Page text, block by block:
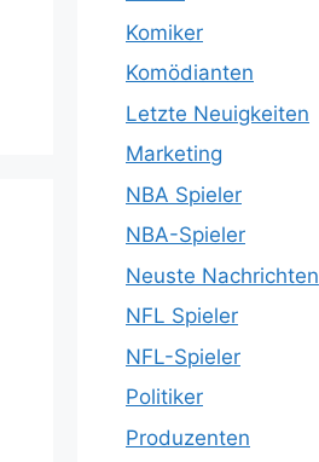
Komiker
Komödianten
Letzte Neuigkeiten
Marketing
NBA Spieler
NBA-Spieler
Neuste Nachrichten
NFL Spieler
NFL-Spieler
Politiker
Produzenten